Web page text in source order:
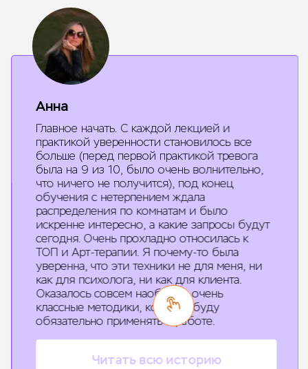
Анна
Главное начать. С каждой лекцией и
практикой уверенности становилось все
больше (перед первой практикой тревога
была на 9 из 10, было очень волнительно,
что ничего не получится), под конец
обучения с нетерпением ждала
распределения по комнатам и было
искренне интересно, а какие запросы будут
сегодня. Очень прохладно относилась к
ТОП и Арт-терапии. Я почему-то была
уверенна, что эти техники не для меня, ни
как для психолога, ни как для клиента.
Оказалось совсем наоборот, очень
классные методики, которые буду
обязательно применять в работе.
Читать всю историю